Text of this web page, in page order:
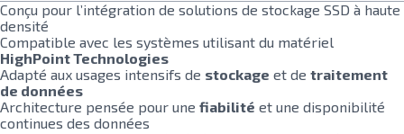
Conçu pour l’intégration de solutions de stockage SSD à haute
densité
Compatible avec les systèmes utilisant du matériel
HighPoint Technologies
Adapté aux usages intensifs de stockage et de traitement
de données
Architecture pensée pour une fiabilité et une disponibilité
continues des données